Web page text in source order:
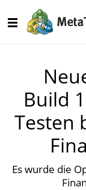
Build
Testen
Es wurde die